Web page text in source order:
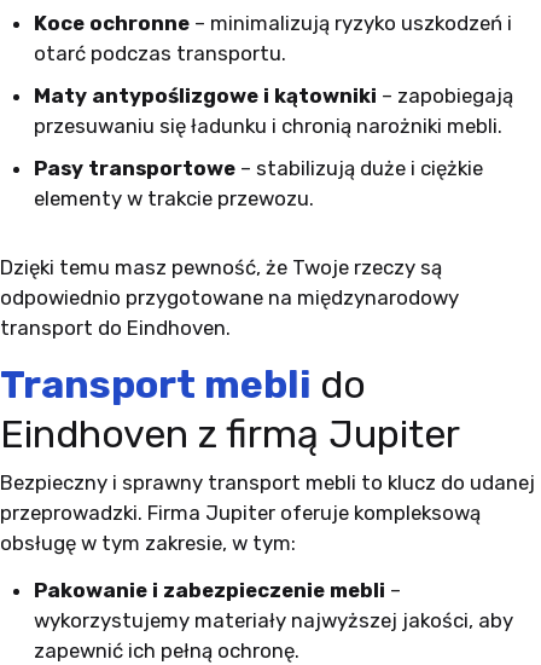
Koce ochronne – minimalizują ryzyko uszkodzeń i
otarć podczas transportu.
Maty antypoślizgowe i kątowniki – zapobiegają
przesuwaniu się ładunku i chronią narożniki mebli.
Pasy transportowe – stabilizują duże i ciężkie
elementy w trakcie przewozu.
Dzięki temu masz pewność, że Twoje rzeczy są
odpowiednio przygotowane na międzynarodowy
transport do Eindhoven.
Transport mebli do
Eindhoven z firmą Jupiter
Bezpieczny i sprawny transport mebli to klucz do udanej
przeprowadzki. Firma Jupiter oferuje kompleksową
obsługę w tym zakresie, w tym:
Pakowanie i zabezpieczenie mebli –
wykorzystujemy materiały najwyższej jakości, aby
zapewnić ich pełną ochronę.